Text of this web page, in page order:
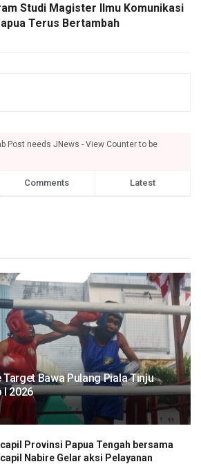
Studi Magister Ilmu Komunikasi
Terus Bertambah
Post needs JNews - View Counter to be
Comments Latest
Bawa Pulang Piala Tinju
I 2026
Provinsi Papua Tengah bersama
Nabire Gelar aksi Pelayanan